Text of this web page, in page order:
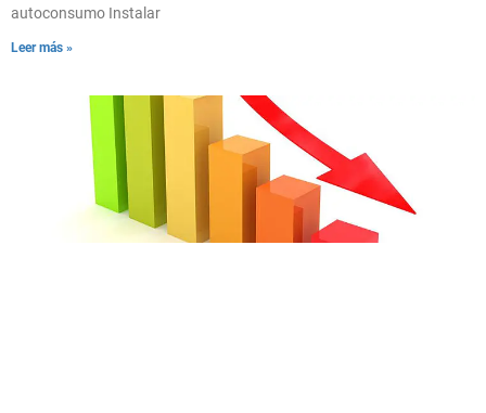
autoconsumo Instalar
Leer más »